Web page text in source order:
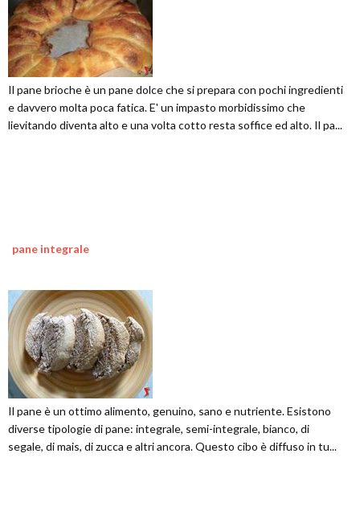
Il pane brioche è un pane dolce che si prepara con pochi ingredienti
e davvero molta poca fatica. E' un impasto morbidissimo che
lievitando diventa alto e una volta cotto resta soffice ed alto. Il pa...
pane integrale
Il pane è un ottimo alimento, genuino, sano e nutriente. Esistono
diverse tipologie di pane: integrale, semi-integrale, bianco, di
segale, di mais, di zucca e altri ancora. Questo cibo è diffuso in tu...